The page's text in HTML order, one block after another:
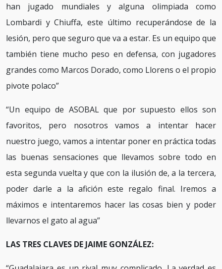
han jugado mundiales y alguna olimpiada como
Lombardi y Chiuffa, este último recuperándose de la
lesión, pero que seguro que va a estar. Es un equipo que
también tiene mucho peso en defensa, con jugadores
grandes como Marcos Dorado, como Llorens o el propio
pivote polaco”
“Un equipo de ASOBAL que por supuesto ellos son
favoritos, pero nosotros vamos a intentar hacer
nuestro juego, vamos a intentar poner en práctica todas
las buenas sensaciones que llevamos sobre todo en
esta segunda vuelta y que con la ilusión de, a la tercera,
poder darle a la afición este regalo final. Iremos a
máximos e intentaremos hacer las cosas bien y poder
llevarnos el gato al agua”
LAS TRES CLAVES DE JAIME GONZÁLEZ: